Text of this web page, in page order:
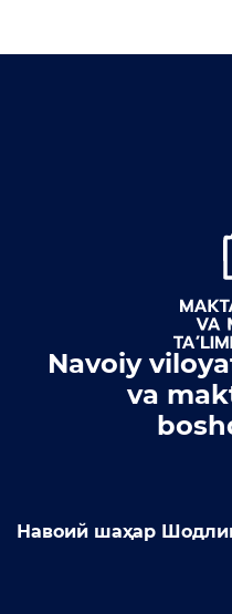
Navoiy
va
Навоий шаҳар